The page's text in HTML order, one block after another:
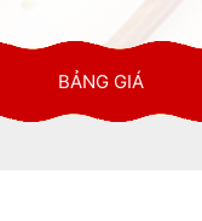
BẢNG GIÁ